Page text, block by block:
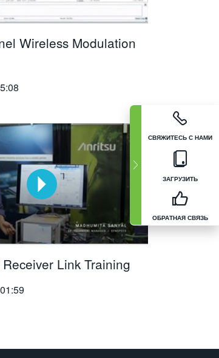
СВЯЖИТЕСЬ С НАМИ
ЗАГРУЗИТЬ
ОБРАТНАЯ СВЯЗЬ
Wireless Modulation
5:08
Link Training
01:59